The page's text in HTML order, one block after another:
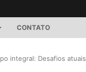
CONTATO
integral: Desafios atuais